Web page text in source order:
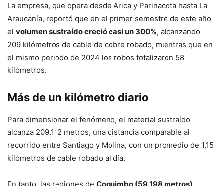
La empresa, que opera desde Arica y Parinacota hasta La
Araucanía, reportó que en el primer semestre de este año
el volumen sustraído creció casi un 300%, alcanzando
209 kilómetros de cable de cobre robado, mientras que en
el mismo periodo de 2024 los robos totalizaron 58
kilómetros.
Más de un kilómetro diario
Para dimensionar el fenómeno, el material sustraído
alcanza 209.112 metros, una distancia comparable al
recorrido entre Santiago y Molina, con un promedio de 1,15
kilómetros de cable robado al día.
En tanto, las regiones de Coquimbo (59.198 metros),